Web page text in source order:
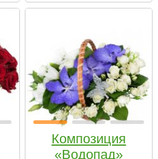
Композиция
«Водопад»